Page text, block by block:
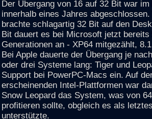
Der Übergang von 16 auf 32 Bit war
innerhalb eines Jahres
brachte schlagartig 32 Bit auf den
Bit dauert es bei Microsoft jetzt
Generationen an - XP64 mitgezählt,
Bei Apple dauerte der Übergang je
oder drei Systeme lang: Tiger und
Support bei PowerPC-Macs ein. Auf
erscheinenden Intel-Plattformen war
Snow Leopard das System, was von
profitieren sollte, obgleich es als
unterstützte.